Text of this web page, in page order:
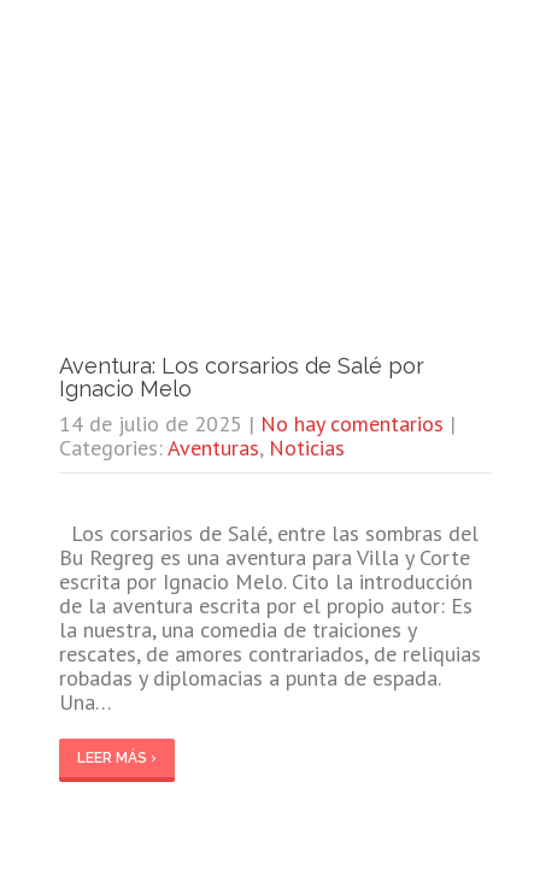
Aventura: Los corsarios de Salé por
Ignacio Melo
14 de julio de 2025 | No hay comentarios |
Categories:Aventuras, Noticias
Los corsarios de Salé, entre las sombras del
Bu Regreg es una aventura para Villa y Corte
escrita por Ignacio Melo. Cito la introducción
de la aventura escrita por el propio autor: Es
la nuestra, una comedia de traiciones y
rescates, de amores contrariados, de reliquias
robadas y diplomacias a punta de espada.
Una…
LEER MÁS ›